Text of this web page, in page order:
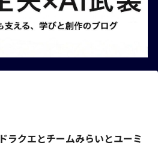
ドラクエとチームみらいとユーミ